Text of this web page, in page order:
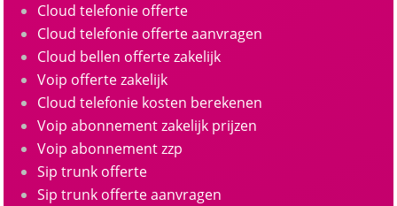
Cloud telefonie offerte
Cloud telefonie offerte aanvragen
Cloud bellen offerte zakelijk
Voip offerte zakelijk
Cloud telefonie kosten berekenen
Voip abonnement zakelijk prijzen
Voip abonnement zzp
Sip trunk offerte
Sip trunk offerte aanvragen